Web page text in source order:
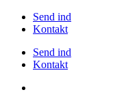
Send ind
Kontakt
Send ind
Kontakt